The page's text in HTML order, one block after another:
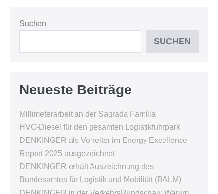
Suchen
SUCHEN
Neueste Beiträge
Millimeterarbeit an der Sagrada Família
HVO-Diesel für den gesamten Logistikfuhrpark
DENKINGER als Vorreiter im Energy Excellence
Report 2025 ausgezeichnet
DENKINGER erhält Auszeichnung des
Bundesamtes für Logistik und Mobilität (BALM)